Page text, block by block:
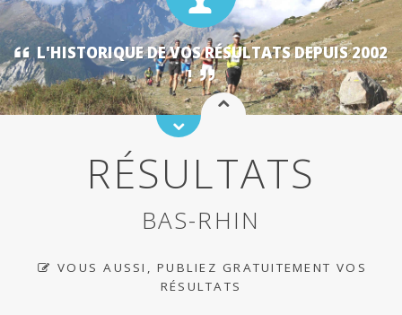
L'HISTORIQUE DE VOS RÉSULTATS DEPUIS 2002
!
RÉSULTATS
BAS-RHIN
VOUS AUSSI, PUBLIEZ GRATUITEMENT VOS
RÉSULTATS